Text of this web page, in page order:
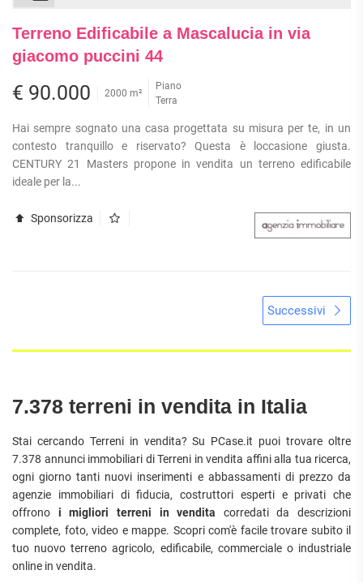
Terreno Edificabile a Mascalucia in via
giacomo puccini 44
€ 90.000 2000 m²
Piano
Terra
Hai sempre sognato una casa progettata su misura per te, in un
contesto tranquillo e riservato? Questa è loccasione giusta.
CENTURY 21 Masters propone in vendita un terreno edificabile
ideale per la...
Sponsorizza
Successivi
7.378 terreni in vendita in Italia
Stai cercando Terreni in vendita? Su PCase.it puoi trovare oltre
7.378 annunci immobiliari di Terreni in vendita affini alla tua ricerca,
ogni giorno tanti nuovi inserimenti e abbassamenti di prezzo da
agenzie immobiliari di fiducia, costruttori esperti e privati che
offrono i migliori terreni in vendita corredati da descrizioni
complete, foto, video e mappe. Scopri com'è facile trovare subito il
tuo nuovo terreno agricolo, edificabile, commerciale o industriale
online in vendita.